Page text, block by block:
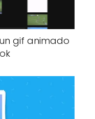
gif animado